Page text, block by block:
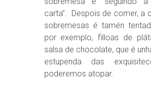
carta”. Despois de comer, a
sobremesas é tamén
por exemplo, filloas de
salsa de chocolate, que é
estupenda das
poderemos atopar.